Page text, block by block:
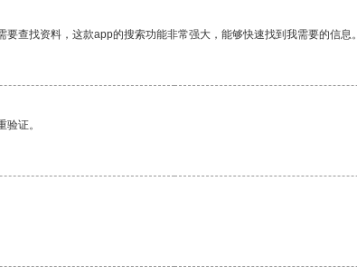
查找资料，这款app的搜索功能非常强大，能够快速找到我需要的信息。
证。